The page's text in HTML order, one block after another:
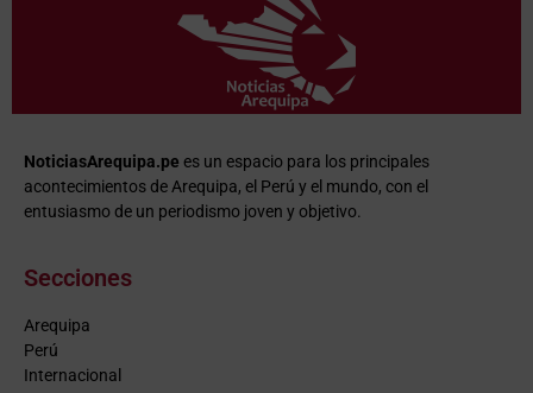
NoticiasArequipa.pe es un espacio para los principales
acontecimientos de Arequipa, el Perú y el mundo, con el
entusiasmo de un periodismo joven y objetivo.
Secciones
Arequipa
Perú
Internacional